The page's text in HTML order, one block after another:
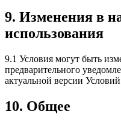
9. Изменения в
использования
9.1 Условия могут быть
предварительного
актуальной версии
10. Общее